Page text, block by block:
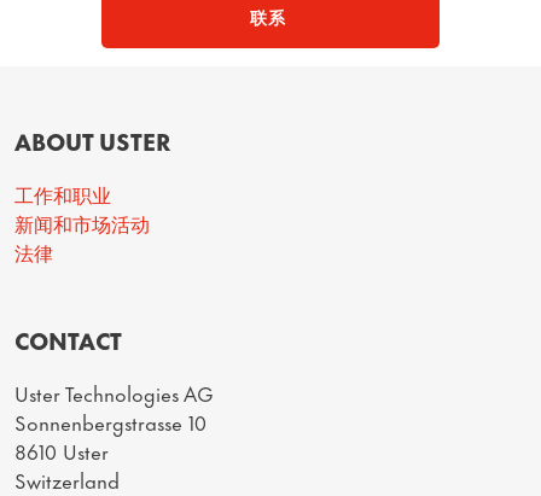
联系
ABOUT USTER
工作和职业
新闻和市场活动
法律
CONTACT
Uster Technologies AG
Sonnenbergstrasse 10
8610 Uster
Switzerland